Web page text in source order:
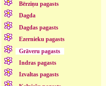
Bērziņu pagasts
Dagda
Dagdas pagasts
Ezernieku pagasts
Grāveru pagasts
Indras pagasts
Izvaltas pagasts